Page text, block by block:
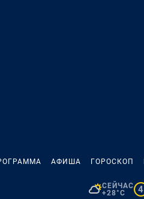
АФИША ГОРОСКОП
СЕЙЧАС
+28°C
4